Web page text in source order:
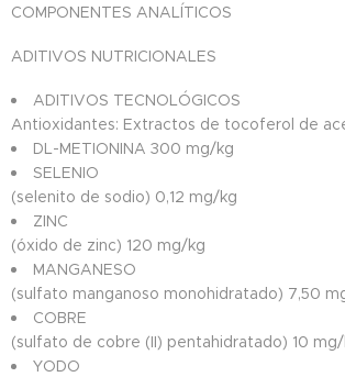
COMPONENTES ANALÍTICOS
ADITIVOS NUTRICIONALES
ADITIVOS TECNOLÓGICOS
Antioxidantes: Extractos de tocoferol de
DL-METIONINA 300 mg/kg
SELENIO
(selenito de sodio) 0,12 mg/kg
ZINC
(óxido de zinc) 120 mg/kg
MANGANESO
(sulfato manganoso monohidratado) 7,50
COBRE
(sulfato de cobre (II) pentahidratado) 10
YODO